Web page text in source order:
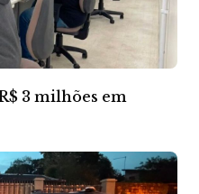
3 milhões em